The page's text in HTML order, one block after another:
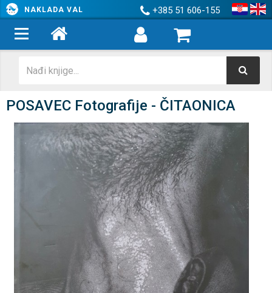
NAKLADA VAL +385 51 606-155
POSAVEC Fotografije - ČITAONICA